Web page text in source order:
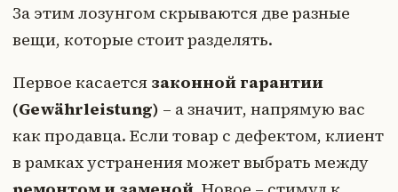
За этим лозунгом скрываются две разные
вещи, которые стоит разделять.
Первое касается законной гарантии
(Gewährleistung) – а значит, напрямую вас
как продавца. Если товар с дефектом, клиент
в рамках устранения может выбрать между